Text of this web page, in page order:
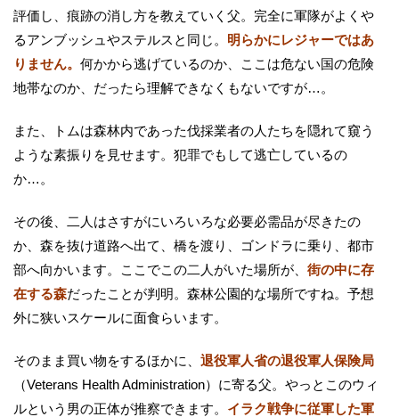
評価し、痕跡の消し方を教えていく父。完全に軍隊がよくや
るアンブッシュやステルスと同じ。 明らかにレジャーではあ
りません。 何かから逃げているのか、ここは危ない国の危険
地帯なのか、だったら理解できなくもないですが…。
また、トムは森林内であった伐採業者の人たちを隠れて窺う
ような素振りを見せます。犯罪でもして逃亡しているの
か…。
その後、二人はさすがにいろいろな必要必需品が尽きたの
か、森を抜け道路へ出て、橋を渡り、ゴンドラに乗り、都市
部へ向かいます。ここでこの二人がいた場所が、 街の中に存
在する森だったことが判明。森林公園的な場所ですね。予想
外に狭いスケールに面食らいます。
そのまま買い物をするほかに、 退役軍人省の退役軍人保険局
（Veterans Health Administration）に寄る父。やっとこのウィ
ルという男の正体が推察できます。 イラク戦争に従軍した軍